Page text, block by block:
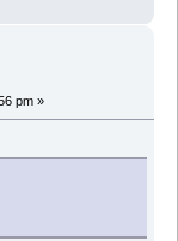
pm »